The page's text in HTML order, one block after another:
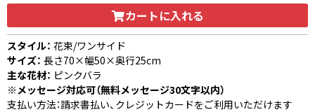
カートに入れる
スタイル： 花束/ワンサイド
サイズ： 長さ70×幅50×奥行25cm
主な花材： ピンクバラ
※メッセージ対応可（無料メッセージ30文字以内）
支払い方法：請求書払い、クレジットカードをご利用いただけます